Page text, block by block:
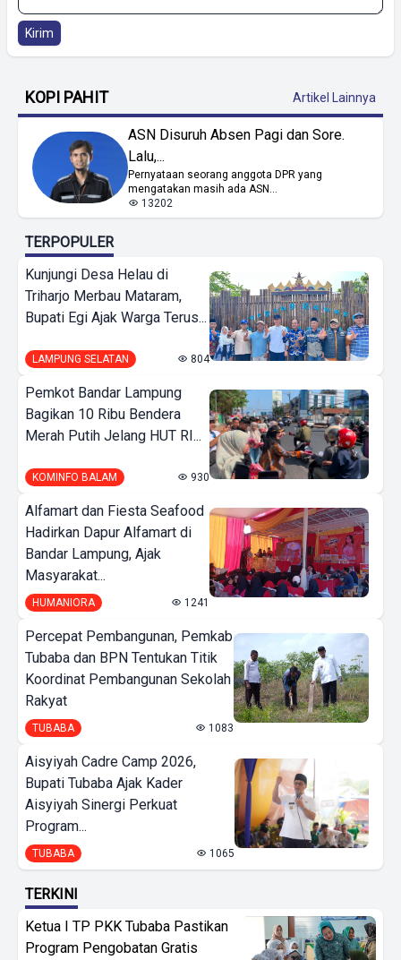
Kirim
KOPI PAHIT Artikel Lainnya
ASN Disuruh Absen Pagi dan Sore.
Lalu,...
Pernyataan seorang anggota DPR yang
mengatakan masih ada ASN...
13202
TERPOPULER
Kunjungi Desa Helau di
Triharjo Merbau Mataram,
Bupati Egi Ajak Warga Terus...
LAMPUNG SELATAN 804
Pemkot Bandar Lampung
Bagikan 10 Ribu Bendera
Merah Putih Jelang HUT RI...
KOMINFO BALAM 930
Alfamart dan Fiesta Seafood
Hadirkan Dapur Alfamart di
Bandar Lampung, Ajak
Masyarakat...
HUMANIORA 1241
Percepat Pembangunan, Pemkab
Tubaba dan BPN Tentukan Titik
Koordinat Pembangunan Sekolah
Rakyat
TUBABA 1083
Aisyiyah Cadre Camp 2026,
Bupati Tubaba Ajak Kader
Aisyiyah Sinergi Perkuat
Program...
TUBABA 1065
TERKINI
Ketua I TP PKK Tubaba Pastikan
Program Pengobatan Gratis